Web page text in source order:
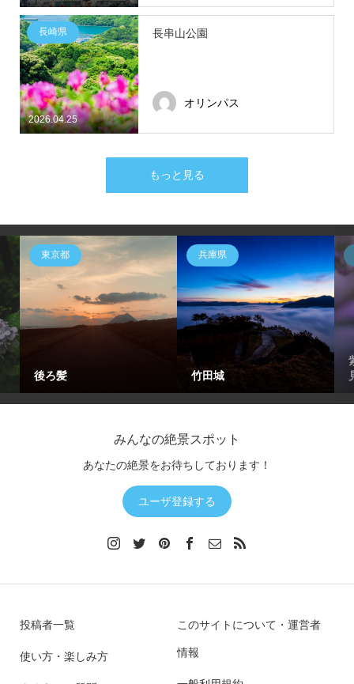
2026.04.25
長崎県 長串山公園
オリンパス
もっと見る
東京都
後ろ髪
兵庫県
竹田城
みんなの絶景スポット
あなたの絶景をお待ちしております！
ユーザ登録する
投稿者一覧
使い方・楽しみ方
このサイトについて・運営者
情報